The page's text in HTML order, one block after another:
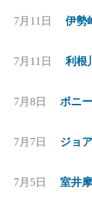
7月11日 伊勢
7月11日 利根
7月8日 ボニ
7月7日 ジョ
7月5日 室井